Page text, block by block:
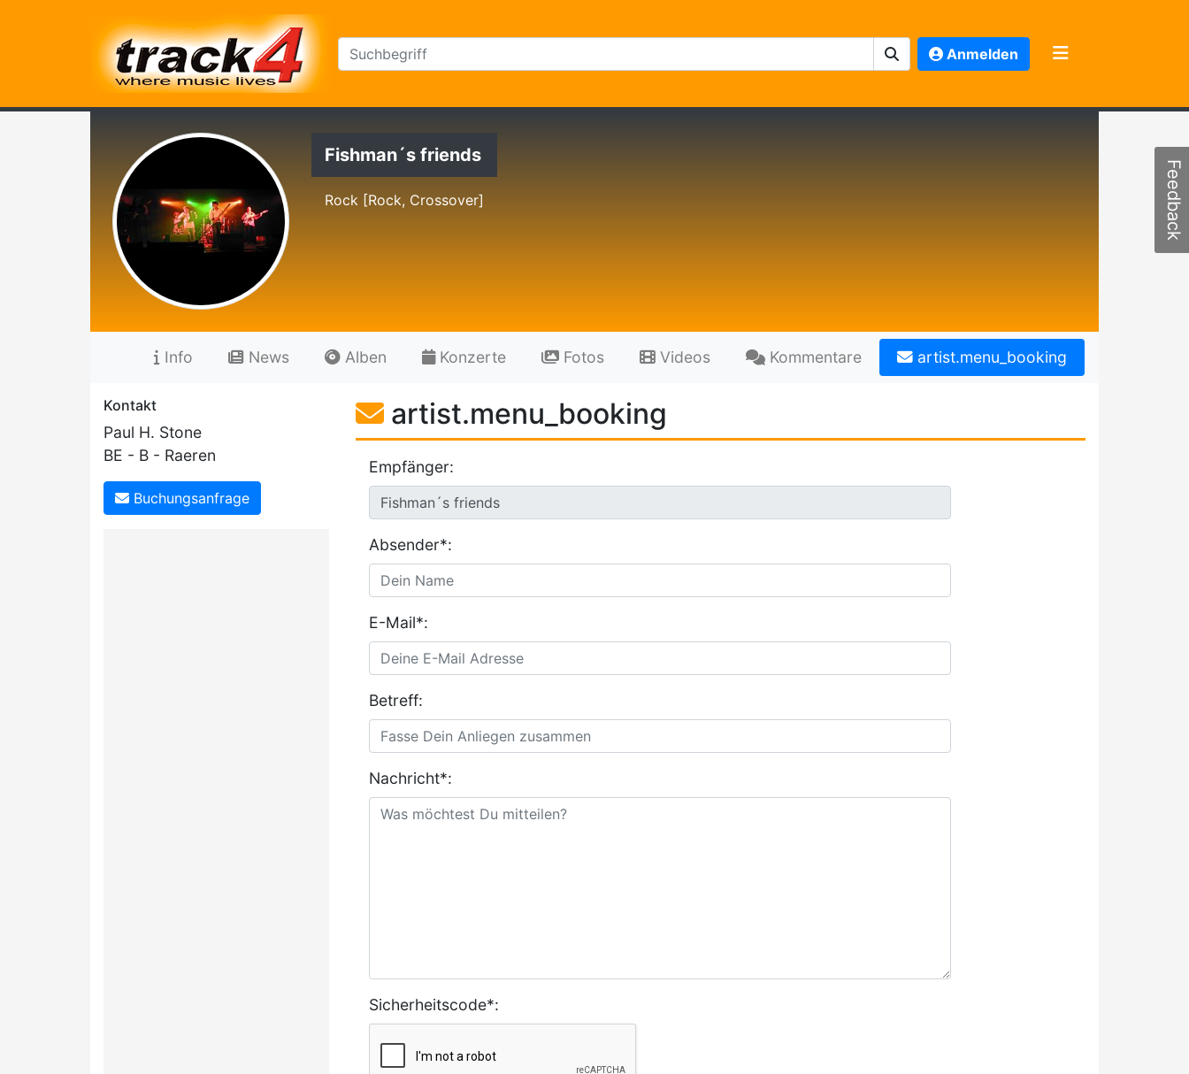
Anmelden
Fishman´s friends
Rock [Rock, Crossover]
Info News Alben Konzerte Fotos Videos Kommentare artist.menu_booking
Kontakt
Paul H. Stone
BE - B - Raeren
Buchungsanfrage
artist.menu_booking
Empfänger:
Absender*:
E-Mail*:
Betreff:
Nachricht*:
Sicherheitscode*:
Feedback